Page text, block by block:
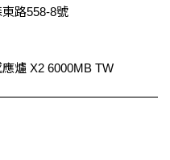
路558-8號
爐 X2 6000MB TW